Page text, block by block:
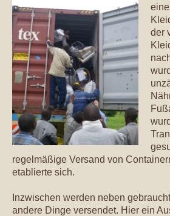
der
regelmäßige Versand von
etablierte sich.
Inzwischen werden neben
andere Dinge versendet. Hier ein